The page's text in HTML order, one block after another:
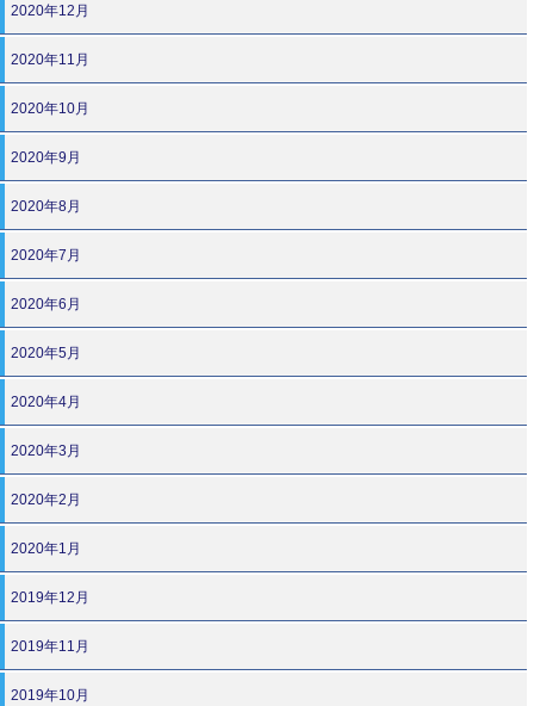
2020年12月
2020年11月
2020年10月
2020年9月
2020年8月
2020年7月
2020年6月
2020年5月
2020年4月
2020年3月
2020年2月
2020年1月
2019年12月
2019年11月
2019年10月